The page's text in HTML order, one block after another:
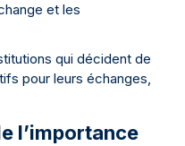
et les
qui décident de
pour leurs échanges,
l’importance